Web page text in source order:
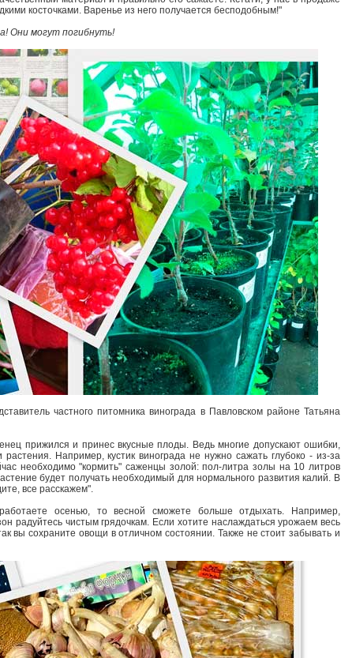
косточками. Варенье из него получается бесподобным!"
Они могут погибнуть!
частного питомника винограда в Павловском районе Татьяна
прижился и принес вкусные плоды. Ведь многие допускают ошибки,
Например, кустик винограда не нужно сажать глубоко - из-за
необходимо "кормить" саженцы золой: пол-литра золы на 10 литров
будет получать необходимый для нормального развития калий. В
все расскажем".
осенью, то весной сможете больше отдыхать. Например,
радуйтесь чистым грядочкам. Если хотите наслаждаться урожаем весь
вы сохраните овощи в отличном состоянии. Также не стоит забывать и